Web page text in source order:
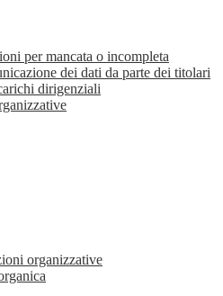
per mancata o incompleta
dei dati da parte dei titolari
dirigenziali
organizzative